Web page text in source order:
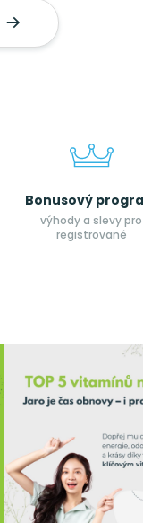
Bonusový
výhody a slevy pro
registrované